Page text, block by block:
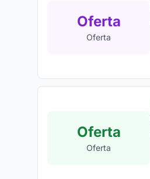
Oferta
Oferta
Oferta
Oferta